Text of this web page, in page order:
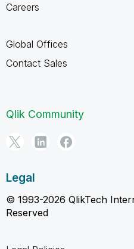
Careers
Global Offices
Contact Sales
Qlik Community
Legal
© 1993-2026 QlikTech
Reserved